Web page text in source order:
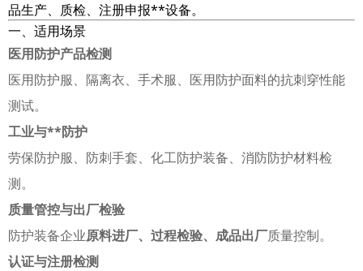
品生产、质检、注册申报**设备。
一、适用场景
医用防护产品检测
医用防护服、隔离衣、手术服、医用防护面料的抗刺穿性能
测试。
工业与**防护
劳保防护服、防刺手套、化工防护装备、消防防护材料检
测。
质量管控与出厂检验
防护装备企业原料进厂、过程检验、成品出厂质量控制。
认证与注册检测